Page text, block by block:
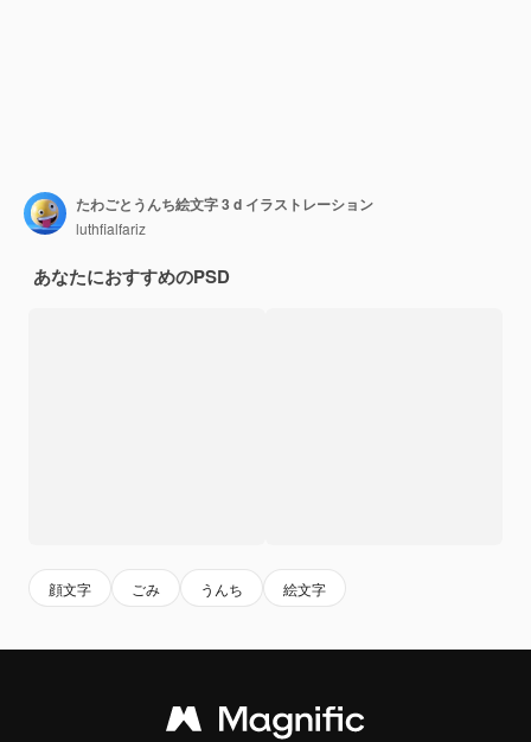
たわごとうんち絵文字 3 d イラストレーション
luthfialfariz
あなたにおすすめのPSD
顔文字 ごみ うんち 絵文字